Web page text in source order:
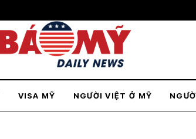
VISA MỸ NGƯỜI VIỆT Ở MỸ